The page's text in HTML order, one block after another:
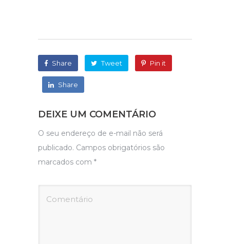
Share Tweet Pin it
Share
DEIXE UM COMENTÁRIO
O seu endereço de e-mail não será
publicado. Campos obrigatórios são
marcados com *